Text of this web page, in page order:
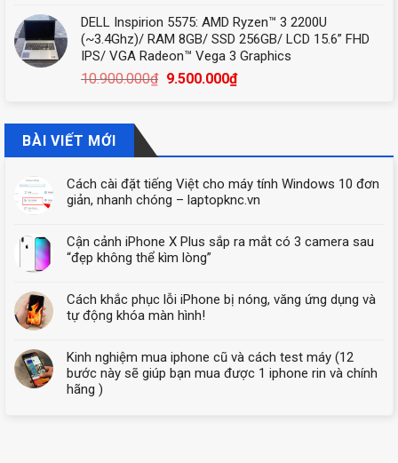
là:
24.300.000₫.
tại
là:
22.600.000₫.
DELL Inspirion 5575: AMD Ryzen™ 3 2200U
(~3.4Ghz)/ RAM 8GB/ SSD 256GB/ LCD 15.6” FHD
IPS/ VGA Radeon™ Vega 3 Graphics
10.900.000₫ Giá
9.500.000₫Giá
9.500.000₫.
BÀI VIẾT MỚI
Cách cài đặt tiếng Việt cho máy tính Windows 10 đơn
giản, nhanh chóng – laptopknc.vn
Cận cảnh iPhone X Plus sắp ra mắt có 3 camera sau
“đẹp không thể kìm lòng”
Cách khắc phục lỗi iPhone bị nóng, văng ứng dụng và
tự động khóa màn hình!
Kinh nghiệm mua iphone cũ và cách test máy (12
bước này sẽ giúp bạn mua được 1 iphone rin và chính
hãng )